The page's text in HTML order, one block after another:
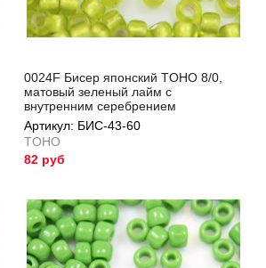
0024F Бисер японский TOHO 8/0,
матовый зеленый лайм с
внутренним серебрением
Артикул: БИС-43-60
TOHO
82 руб